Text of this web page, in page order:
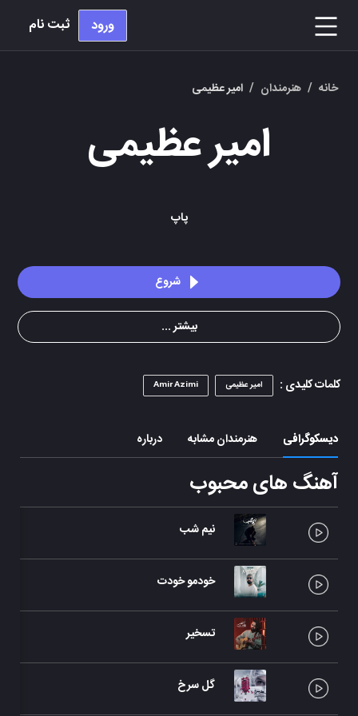
ورود ثبت نام
خانه / هنرمندان / امیر عظیمی
امیر عظیمی
پاپ
شروع
بیشتر ...
کلمات کلیدی : امیر عظیمی Amir Azimi
دیسکوگرافی هنرمندان مشابه درباره
آهنگ های محبوب
نیم شب
خودمو خودت
تسخیر
گل سرخ